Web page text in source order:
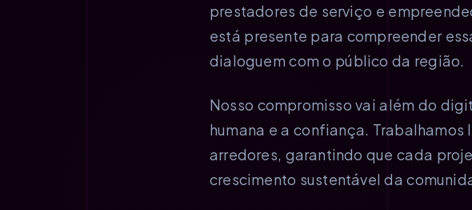
prestadores de serviço e
está presente para compreender
dialoguem com o público da região.
Nosso compromisso vai além do
humana e a confiança.
arredores, garantindo que cada
crescimento sustentável da